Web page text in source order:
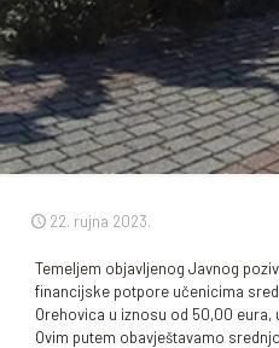
22. rujna 2023.
Temeljem objavljenog Javnog
financijske potpore učenicima
Orehovica u iznosu od 50,00
Ovim putem obavještavamo